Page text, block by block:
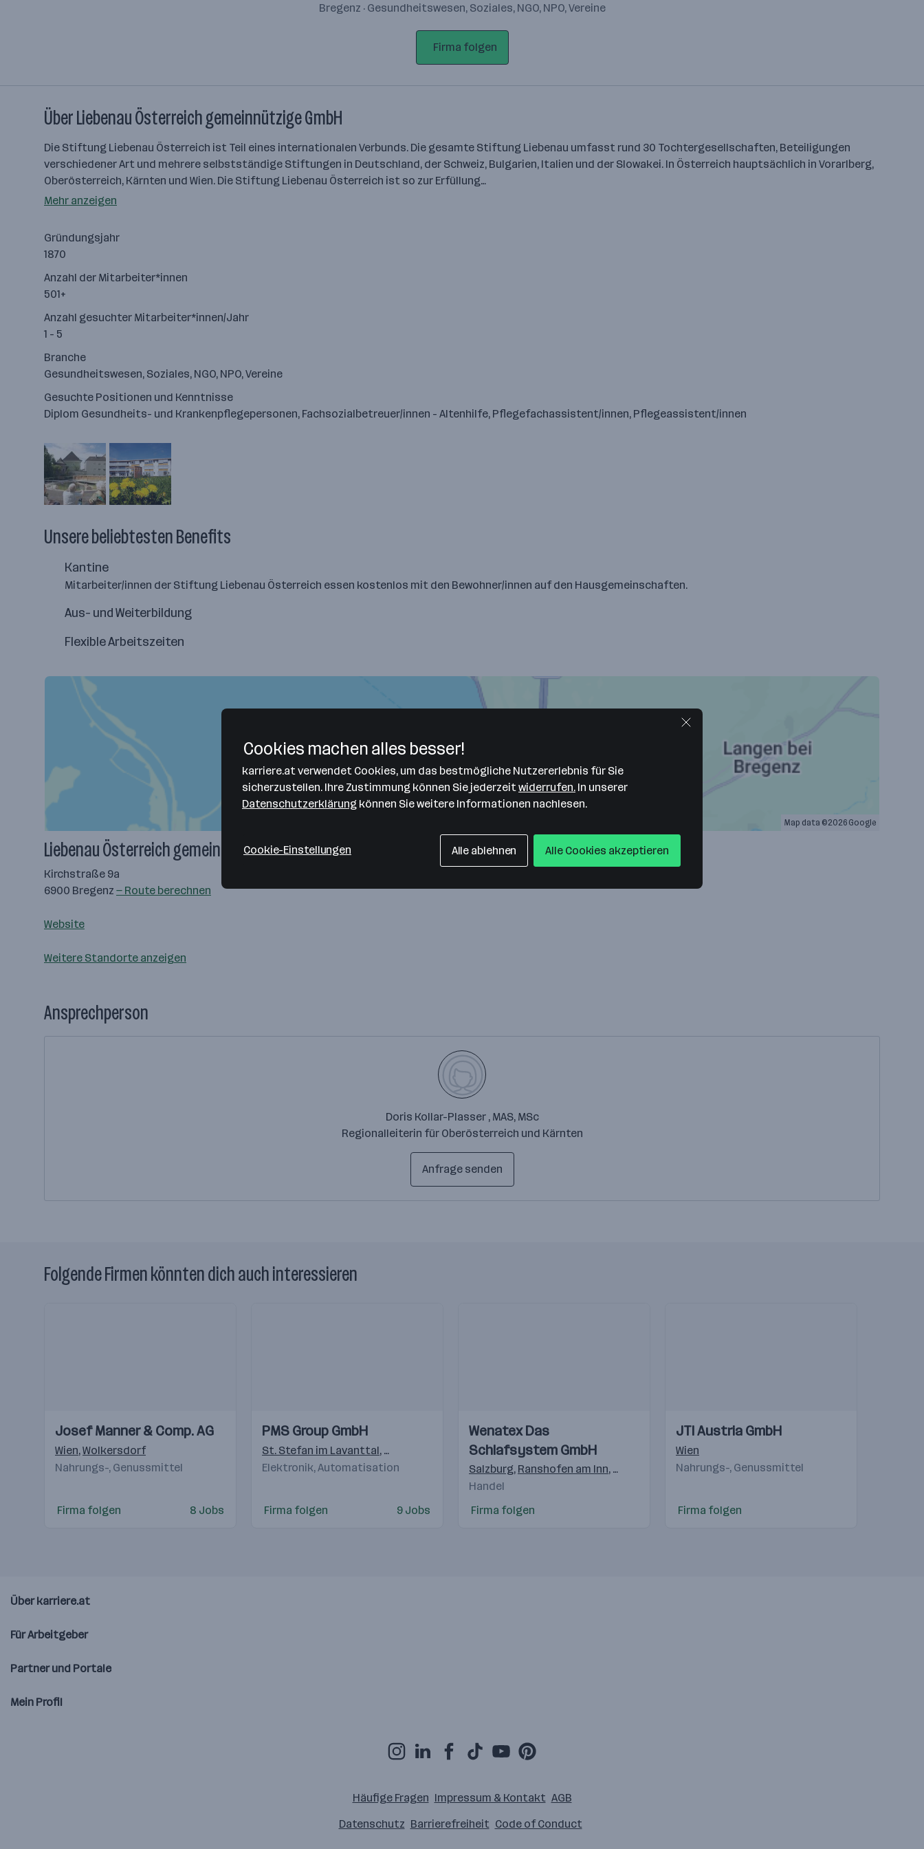
Bregenz · Gesundheitswesen, Soziales, NGO, NPO, Vereine
Firma folgen
Über Liebenau Österreich gemeinnützige GmbH
Die Stiftung Liebenau Österreich ist Teil eines internationalen Verbunds. Die gesamte Stiftung Liebenau umfasst rund 30 Tochtergesellschaften, Beteiligungen
verschiedener Art und mehrere selbstständige Stiftungen in Deutschland, der Schweiz, Bulgarien, Italien und der Slowakei. In Österreich hauptsächlich in Vorarlberg,
Oberösterreich, Kärnten und Wien. Die Stiftung Liebenau Österreich ist so zur Erfüllung…
Mehr anzeigen
Gründungsjahr
1870
Anzahl der Mitarbeiter*innen
501+
Anzahl gesuchter Mitarbeiter*innen/Jahr
1 - 5
Branche
Gesundheitswesen, Soziales, NGO, NPO, Vereine
Gesuchte Positionen und Kenntnisse
Diplom Gesundheits- und Krankenpflegepersonen, Fachsozialbetreuer/innen - Altenhilfe, Pflegefachassistent/innen, Pflegeassistent/innen
Unsere beliebtesten Benefits
Kantine
Mitarbeiter/innen der Stiftung Liebenau Österreich essen kostenlos mit den Bewohner/innen auf den Hausgemeinschaften.
Aus- und Weiterbildung
Flexible Arbeitszeiten
Map data ©2026 Google
Liebenau Österreich gemeinnützige GmbH
Kirchstraße 9a
6900 Bregenz — Route berechnen
Website
Weitere Standorte anzeigen
Ansprechperson
Doris Kollar-Plasser , MAS, MSc
Regionalleiterin für Oberösterreich und Kärnten
Anfrage senden
Folgende Firmen könnten dich auch interessieren
Videos
Einblicke
Einblicke
Josef Manner & Comp. AG
Wien,Wolkersdorf
Nahrungs-, Genussmittel
Firma folgen 8 Jobs
Videos
Einblicke
Einblicke
PMS Group GmbH
St. Stefan im Lavanttal, Wolfsberg Schwadorf bei Wien,Kapfenberg
Elektronik, Automatisation
Firma folgen 9 Jobs
Videos
Einblicke
Einblicke
Wenatex Das
Schlafsystem GmbH
Salzburg, Ranshofen am Inn, Freilassing Langenhagen,München,Brixen (BZ)
Handel
Firma folgen
Videos
Einblicke
Einblicke
JTI Austria GmbH
Wien
Nahrungs-, Genussmittel
Firma folgen
Über karriere.at
Für Arbeitgeber
Partner und Portale
Mein Profil
Häufige Fragen Impressum & Kontakt AGB
Datenschutz Barrierefreiheit Code of Conduct
Cookies machen alles besser!
karriere.at verwendet Cookies, um das bestmögliche Nutzererlebnis für Sie
sicherzustellen. Ihre Zustimmung können Sie jederzeit widerrufen. In unserer
Datenschutzerklärung können Sie weitere Informationen nachlesen.
Cookie-Einstellungen Alle ablehnen Alle Cookies akzeptieren